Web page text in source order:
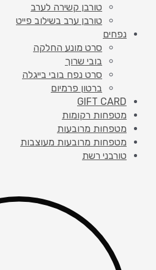
טורבן קשירה לערב
טורבן ערב בשילוב פייט
נפחים
סרט מונע החלקה
בובי שרוך
סרט נפח בובי בייגלה
ברטון פרמיום
GIFT CARD
מטפחות רקומות
מטפחות מרובעות
מטפחות מרובעות מעוצבות
טורבני רשת